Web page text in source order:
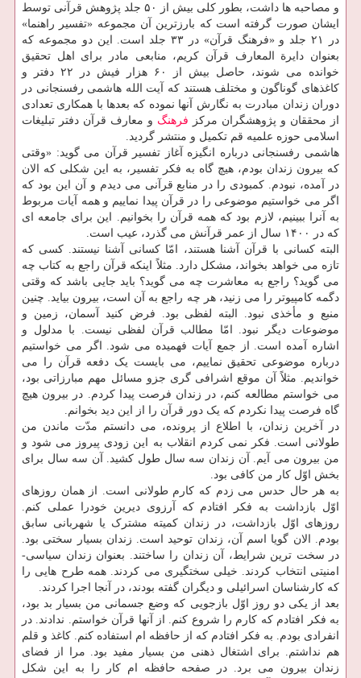
و مصاحبه ها داشت، بطور کلی بیش از ۵۰ جلد پژوهش قرآنی توسط
ایشان صورت گرفته است که بارزترین آن مجموعه «تفسیر راهنما»
در ۲۱ جلد و «فرهنگ قرآن» در ۳۳ جلد است. این دو مجموعه که
بعنوان دایرة المعارف قرآن کریم، منابعی مادر برای اهل تحقیق
خوانده می شوند، حاصل بیش از ۶۰ هزار فیش در ۲۲ دفتر و
کاغذهای گوناگون و مختلف هستند که آیت الله هاشمی رفسنجانی در
دوران زندان مبادرت به نگارش آنها نموده که بعدها با همکاری تعدادی
از محققان و پژوهشگران مرکز فرهنگ و معارف قرآن دفتر تبلیغات
اسلامی حوزه علمیه قم تکمیل و منتشر گردید.
هاشمی رفسنجانی درباره انگیزه آغاز تفسیر قرآن می گوید: «وقتی
که بیرون زندان بودم، هیچ گاه به فکر تفسیر، به این شکلی که الان
در آمده، نبودم. کمبودی را در منابع قرآنی می دیدم و آن این بود که
اگر می خواستیم موضوعی را در قرآن پیدا نماییم و همه آیات مربوط
به آنرا ببینیم، لازم بود که همه قرآن را بخوانیم. این برای جامعه ای
که در ۱۴۰۰ سال از عمر قرآنش می گذرد، عیب است.
البته کسانی با قرآن آشنا هستند، امّا کسانی آشنا نیستند. کسی که
تازه می خواهد بخواند، مشکل دارد. مثلاً اینکه قرآن راجع به کتاب چه
می گوید؟ راجع به معاشرت چه می گوید؟ باید جایی باشد که وقتی
دگمه کامپیوتر را می زنید، هر چه راجع به آن است، بیرون بیاید. چنین
منبع و مأخذی نبود. البته لفظی بود. فرض کنید آسمان، زمین و
موضوعات دیگر نبود. امّا مطالب قرآن لفظی نیست. با مدلول و
اشاره آمده است. از جمع آیات فهمیده می شود. اگر می خواستیم
درباره موضوعی تحقیق نماییم، می بایست یک دفعه قرآن را می
خواندیم. مثلاً آن موقع اشرافی گری جزو مسائل مهم مبارزاتی بود،
می خواستم مطالعه کنم، در زندان فرصت پیدا کردم. در بیرون هیچ
گاه فرصت پیدا نکردم که یک دور قرآن را از این دید بخوانم.
در آخرین زندان، با اطلاع از پرونده، می دانستم مدّت ماندن من
طولانی است. فکر نمی کردم انقلاب به این زودی پیروز می شود و
من بیرون می آیم. آن زندان سه سال طول کشید. آن سه سال برای
بخش اوّل کار من کافی بود.
به هر حال حدس می زدم که کارم طولانی است. از همان روزهای
اوّل بازداشت به فکر افتادم که آرزوی دیرین خودرا عملی کنم.
روزهای اوّل بازداشت، در زندان کمیته مشترک یا شهربانی سابق
بودم. الان گویا اسم آن، زندان توحید است. زندان بسیار سختی بود.
در سخت ترین شرایط، آن زندان را ساختند. بعنوان زندان سیاسی-
امنیتی انتخاب کردند. خیلی سختگیری می کردند. همه طرح هایی را
که کارشناسان اسرائیلی و دیگران گفته بودند، در آنجا اجرا کردند.
بعد از یکی دو روز اوّل بازجویی که وضع جسمانی من بسیار بد بود،
به فکر افتادم که کارم را شروع کنم. از آنها قرآن خواستم. ندادند. در
انفرادی بودم. به فکر افتادم که از حافظه ام استفاده کنم. کاغذ و قلم
هم نداشتم. برای اشتغال ذهنی من بسیار مفید بود. مرا از فضای
زندان بیرون می برد. در صفحه حافظه ام کار را به این شکل